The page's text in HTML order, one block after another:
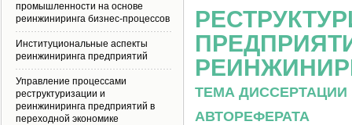
ТЕМА
АВТОРЕФЕРАТА
промышленности на основе
реинжиниринга бизнес-процессов
Институциональные аспекты
реинжиниринга предприятий
Управление процессами
реструктуризации и
реинжиниринга предприятий в
переходной экономике